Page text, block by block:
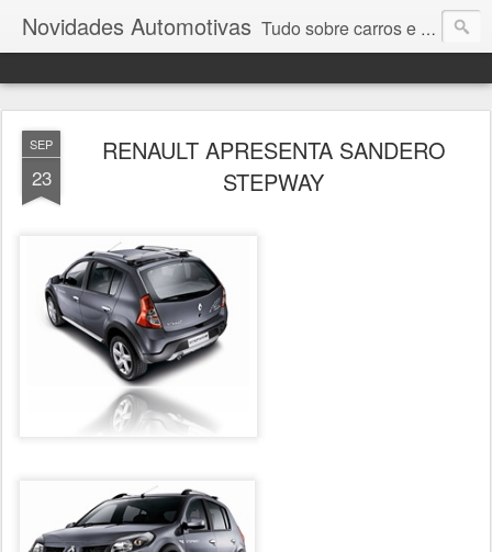
Novidades Automotivas Tudo sobre carros e motores
SEP
23
RENAULT APRESENTA SANDERO
STEPWAY